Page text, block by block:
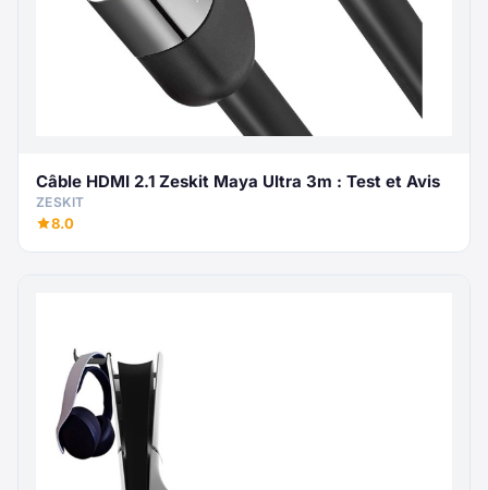
Câble HDMI 2.1 Zeskit Maya Ultra 3m : Test et Avis
ZESKIT
8.0